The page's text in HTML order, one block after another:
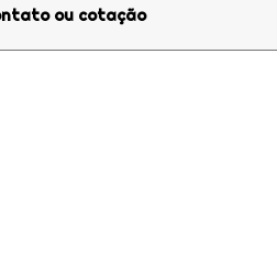
ou cotação